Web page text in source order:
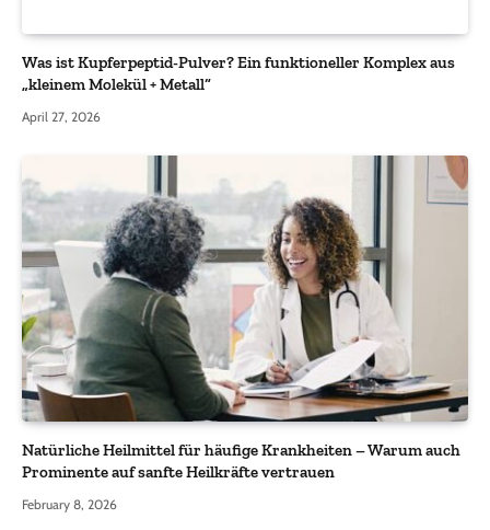
Was ist Kupferpeptid-Pulver? Ein funktioneller Komplex aus
„kleinem Molekül + Metall“
April 27, 2026
Natürliche Heilmittel für häufige Krankheiten – Warum auch
Prominente auf sanfte Heilkräfte vertrauen
February 8, 2026